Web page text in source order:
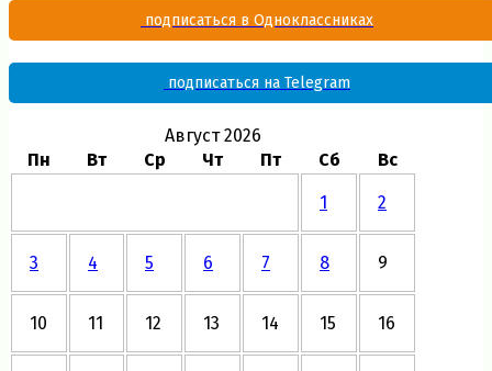
подписаться в Одноклассниках
подписаться на Telegram
Август 2026
Пн
Вт Ср Чт Пт Сб Вс
1 2
3 4 5 6 7 8 9
10 11 12 13 14 15 16